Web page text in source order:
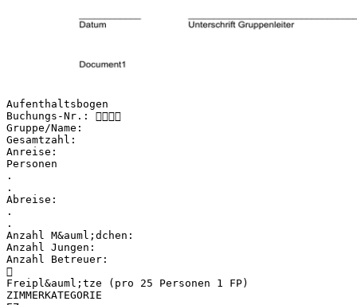
Aufenthaltsbogen
Buchungs-Nr.: 
Gruppe/Name:
Gesamtzahl:
Anreise:
Personen
.
.
Abreise:
.
.
Anzahl M&auml;dchen:
Anzahl Jungen:
Anzahl Betreuer:

Freipl&auml;tze (pro 25 Personen 1 FP)
ZIMMERKATEGORIE